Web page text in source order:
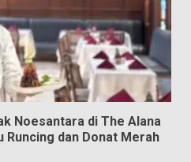
Noesantara di The Alana
Runcing dan Donat Merah